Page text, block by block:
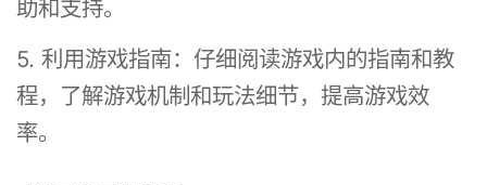
助和支持。
5. 利用游戏指南：仔细阅读游戏内的指南和教
程，了解游戏机制和玩法细节，提高游戏效
率。